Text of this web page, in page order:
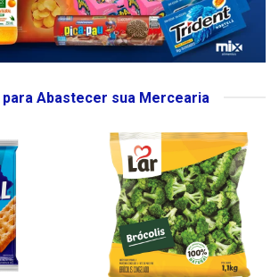
Abastecer sua Mercearia